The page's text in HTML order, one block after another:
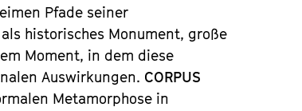
Pfade seiner
historisches Monument, große
Moment, in dem diese
Auswirkungen. CORPUS
Metamorphose in